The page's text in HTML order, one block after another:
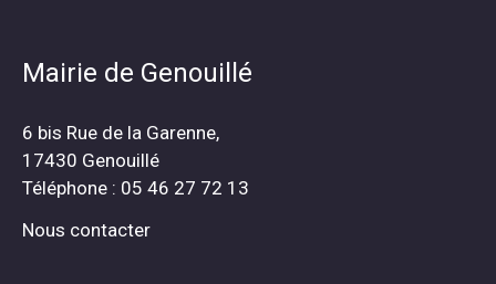
Mairie de Genouillé
6 bis Rue de la Garenne,
17430 Genouillé
Téléphone : 05 46 27 72 13
Nous contacter